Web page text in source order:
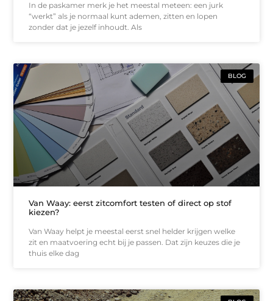
In de paskamer merk je het meestal meteen: een jurk
“werkt” als je normaal kunt ademen, zitten en lopen
zonder dat je jezelf inhoudt. Als
BLOG
Van Waay: eerst zitcomfort testen of direct op stof
kiezen?
Van Waay helpt je meestal eerst snel helder krijgen welke
zit en maatvoering echt bij je passen. Dat zijn keuzes die je
thuis elke dag